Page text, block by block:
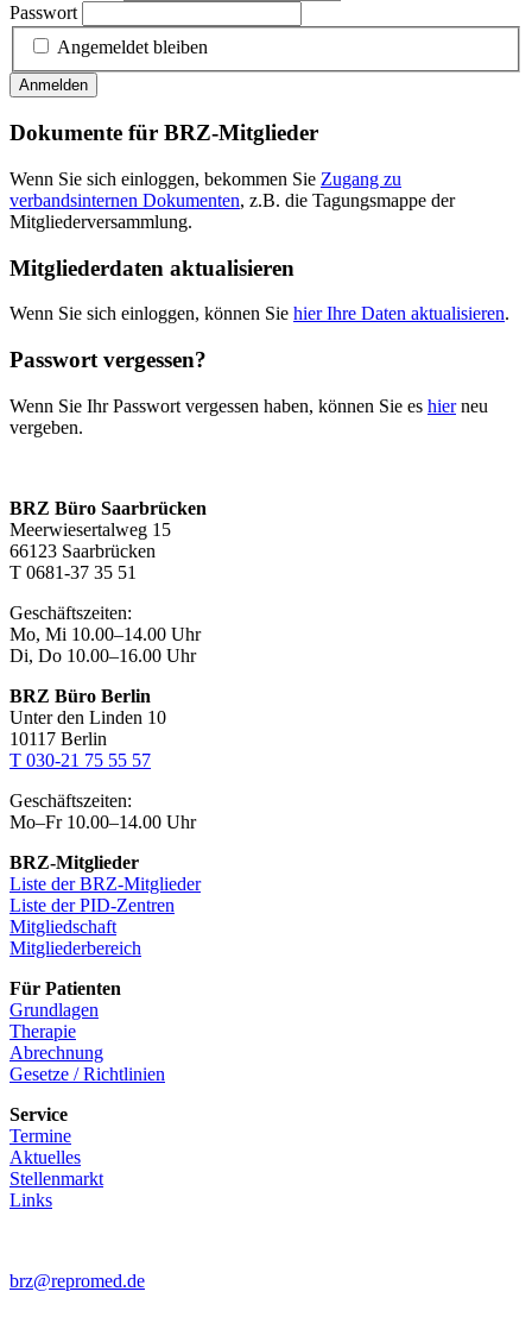
Passwort
Angemeldet bleiben
Anmelden
Dokumente für BRZ-Mitglieder
Wenn Sie sich einloggen, bekommen Sie Zugang zu
verbandsinternen Dokumenten, z.B. die Tagungsmappe der
Mitgliederversammlung.
Mitgliederdaten aktualisieren
Wenn Sie sich einloggen, können Sie hier Ihre Daten aktualisieren.
Passwort vergessen?
Wenn Sie Ihr Passwort vergessen haben, können Sie es hierneu
vergeben.
BRZ Büro Saarbrücken
Meerwiesertalweg 15
66123 Saarbrücken
T 0681-37 35 51
Geschäftszeiten:
Mo, Mi 10.00–14.00 Uhr
Di, Do 10.00–16.00 Uhr
BRZ Büro Berlin
Unter den Linden 10
10117 Berlin
T 030-21 75 55 57
Geschäftszeiten:
Mo–Fr 10.00–14.00 Uhr
BRZ-Mitglieder
Liste der BRZ-Mitglieder
Liste der PID-Zentren
Mitgliedschaft
Mitgliederbereich
Für Patienten
Grundlagen
Therapie
Abrechnung
Gesetze / Richtlinien
Service
Termine
Aktuelles
Stellenmarkt
Links
brz@repromed.de